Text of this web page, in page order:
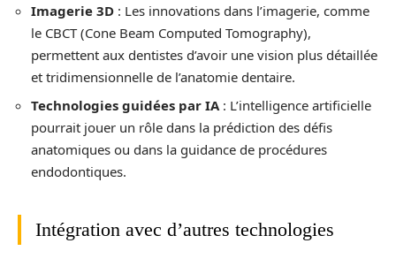
Imagerie 3D : Les innovations dans l’imagerie, comme
le CBCT (Cone Beam Computed Tomography),
permettent aux dentistes d’avoir une vision plus détaillée
et tridimensionnelle de l’anatomie dentaire.
Technologies guidées par IA: L’intelligence artificielle
pourrait jouer un rôle dans la prédiction des défis
anatomiques ou dans la guidance de procédures
endodontiques.
Intégration avec d’autres technologies